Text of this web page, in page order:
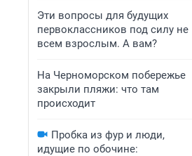
Эти вопросы для будущих
первоклассников под силу не
всем взрослым. А вам?
На Черноморском побережье
закрыли пляжи: что там
происходит
Пробка из фур и люди,
идущие по обочине: